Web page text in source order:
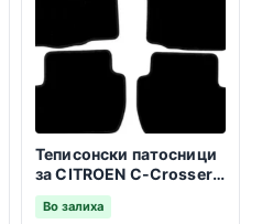
Теписонски патосници
за CITROEN C-Crosser
2007-2012
Во залиха